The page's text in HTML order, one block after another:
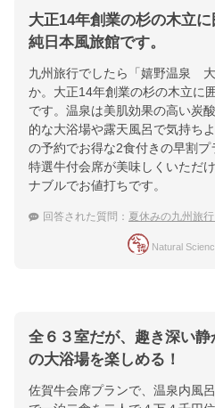
大正14年創業の杉の木立
純日本風旅館です。
九州旅行でしたら「嬉野温泉
か。大正14年創業の杉の木立に
です。温泉は美肌効果の高い炭
的な大浴場や露天風呂で気持ち
の予約でお得な2食付きの早割
特選牛付会席が美味しくいただ
ナブルでお値打ちです。
回答された質問： 夏休みの九州旅行！
Natural
全６３室だが、趣き深い
の大浴場を楽しめる！
佐賀牛会席プランで、温泉内風